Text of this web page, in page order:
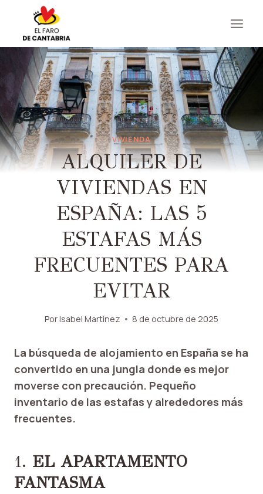
contenido
VIVIENDA
ALQUILER DE
VIVIENDAS EN
ESPAÑA: LAS 5
ESTAFAS MÁS
FRECUENTES PARA
EVITAR
PorIsabel Martínez 8 de octubre de 2025
La búsqueda de alojamiento en España se ha
convertido en una jungla donde es mejor
moverse con precaución. Pequeño
inventario de las estafas y alrededores más
frecuentes.
1. EL APARTAMENTO
FANTASMA